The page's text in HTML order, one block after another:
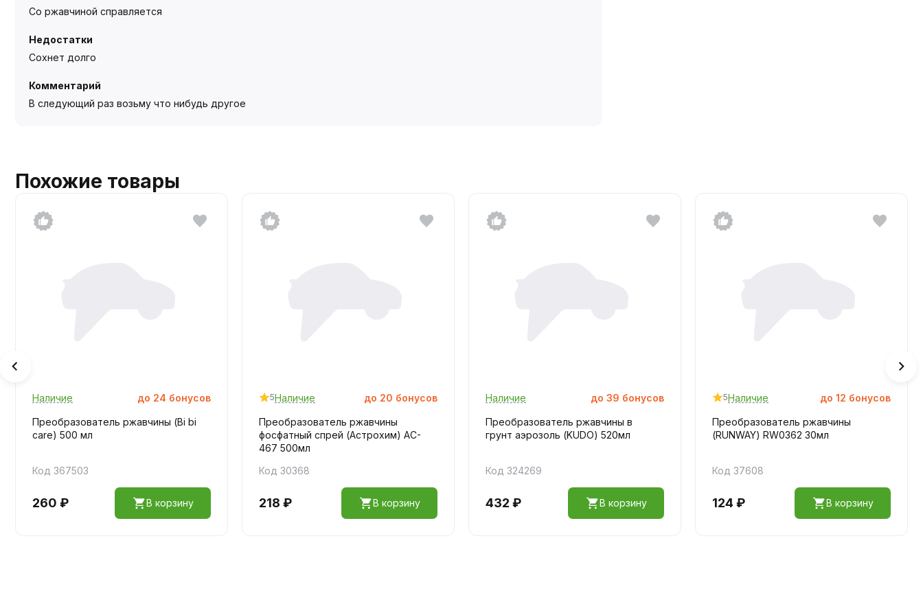
Со ржавчиной справляется
Недостатки
Сохнет долго
Комментарий
В следующий раз возьму что нибудь другое
Похожие товары
Наличие до 24 бонусов
Преобразователь ржавчины (Bi bi
care) 500 мл
Код 367503
260 ₽ В корзину
5Наличие до 20 бонусов
Преобразователь ржавчины
фосфатный спрей (Астрохим) AC-
467 500мл
Код 30368
218 ₽ В корзину
Наличие до 39 бонусов
Преобразователь ржавчины в
грунт аэрозоль (KUDO) 520мл
Код 324269
432 ₽ В корзину
5Наличие до 12 бонусов
Преобразователь ржавчины
(RUNWAY) RW0362 30мл
Код 37608
124 ₽ В корзину